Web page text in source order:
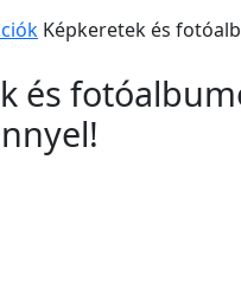
Képkeretek és
és